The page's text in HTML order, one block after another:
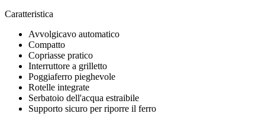
Caratteristica
Avvolgicavo automatico
Compatto
Copriasse pratico
Interruttore a grilletto
Poggiaferro pieghevole
Rotelle integrate
Serbatoio dell'acqua estraibile
Supporto sicuro per riporre il ferro